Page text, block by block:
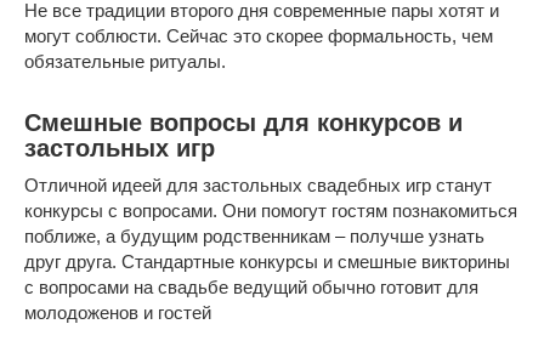
Не все традиции второго дня современные пары хотят и
могут соблюсти. Сейчас это скорее формальность, чем
обязательные ритуалы.
Смешные вопросы для конкурсов и
застольных игр
Отличной идеей для застольных свадебных игр станут
конкурсы с вопросами. Они помогут гостям познакомиться
поближе, а будущим родственникам – получше узнать
друг друга. Стандартные конкурсы и смешные викторины
с вопросами на свадьбе ведущий обычно готовит для
молодоженов и гостей